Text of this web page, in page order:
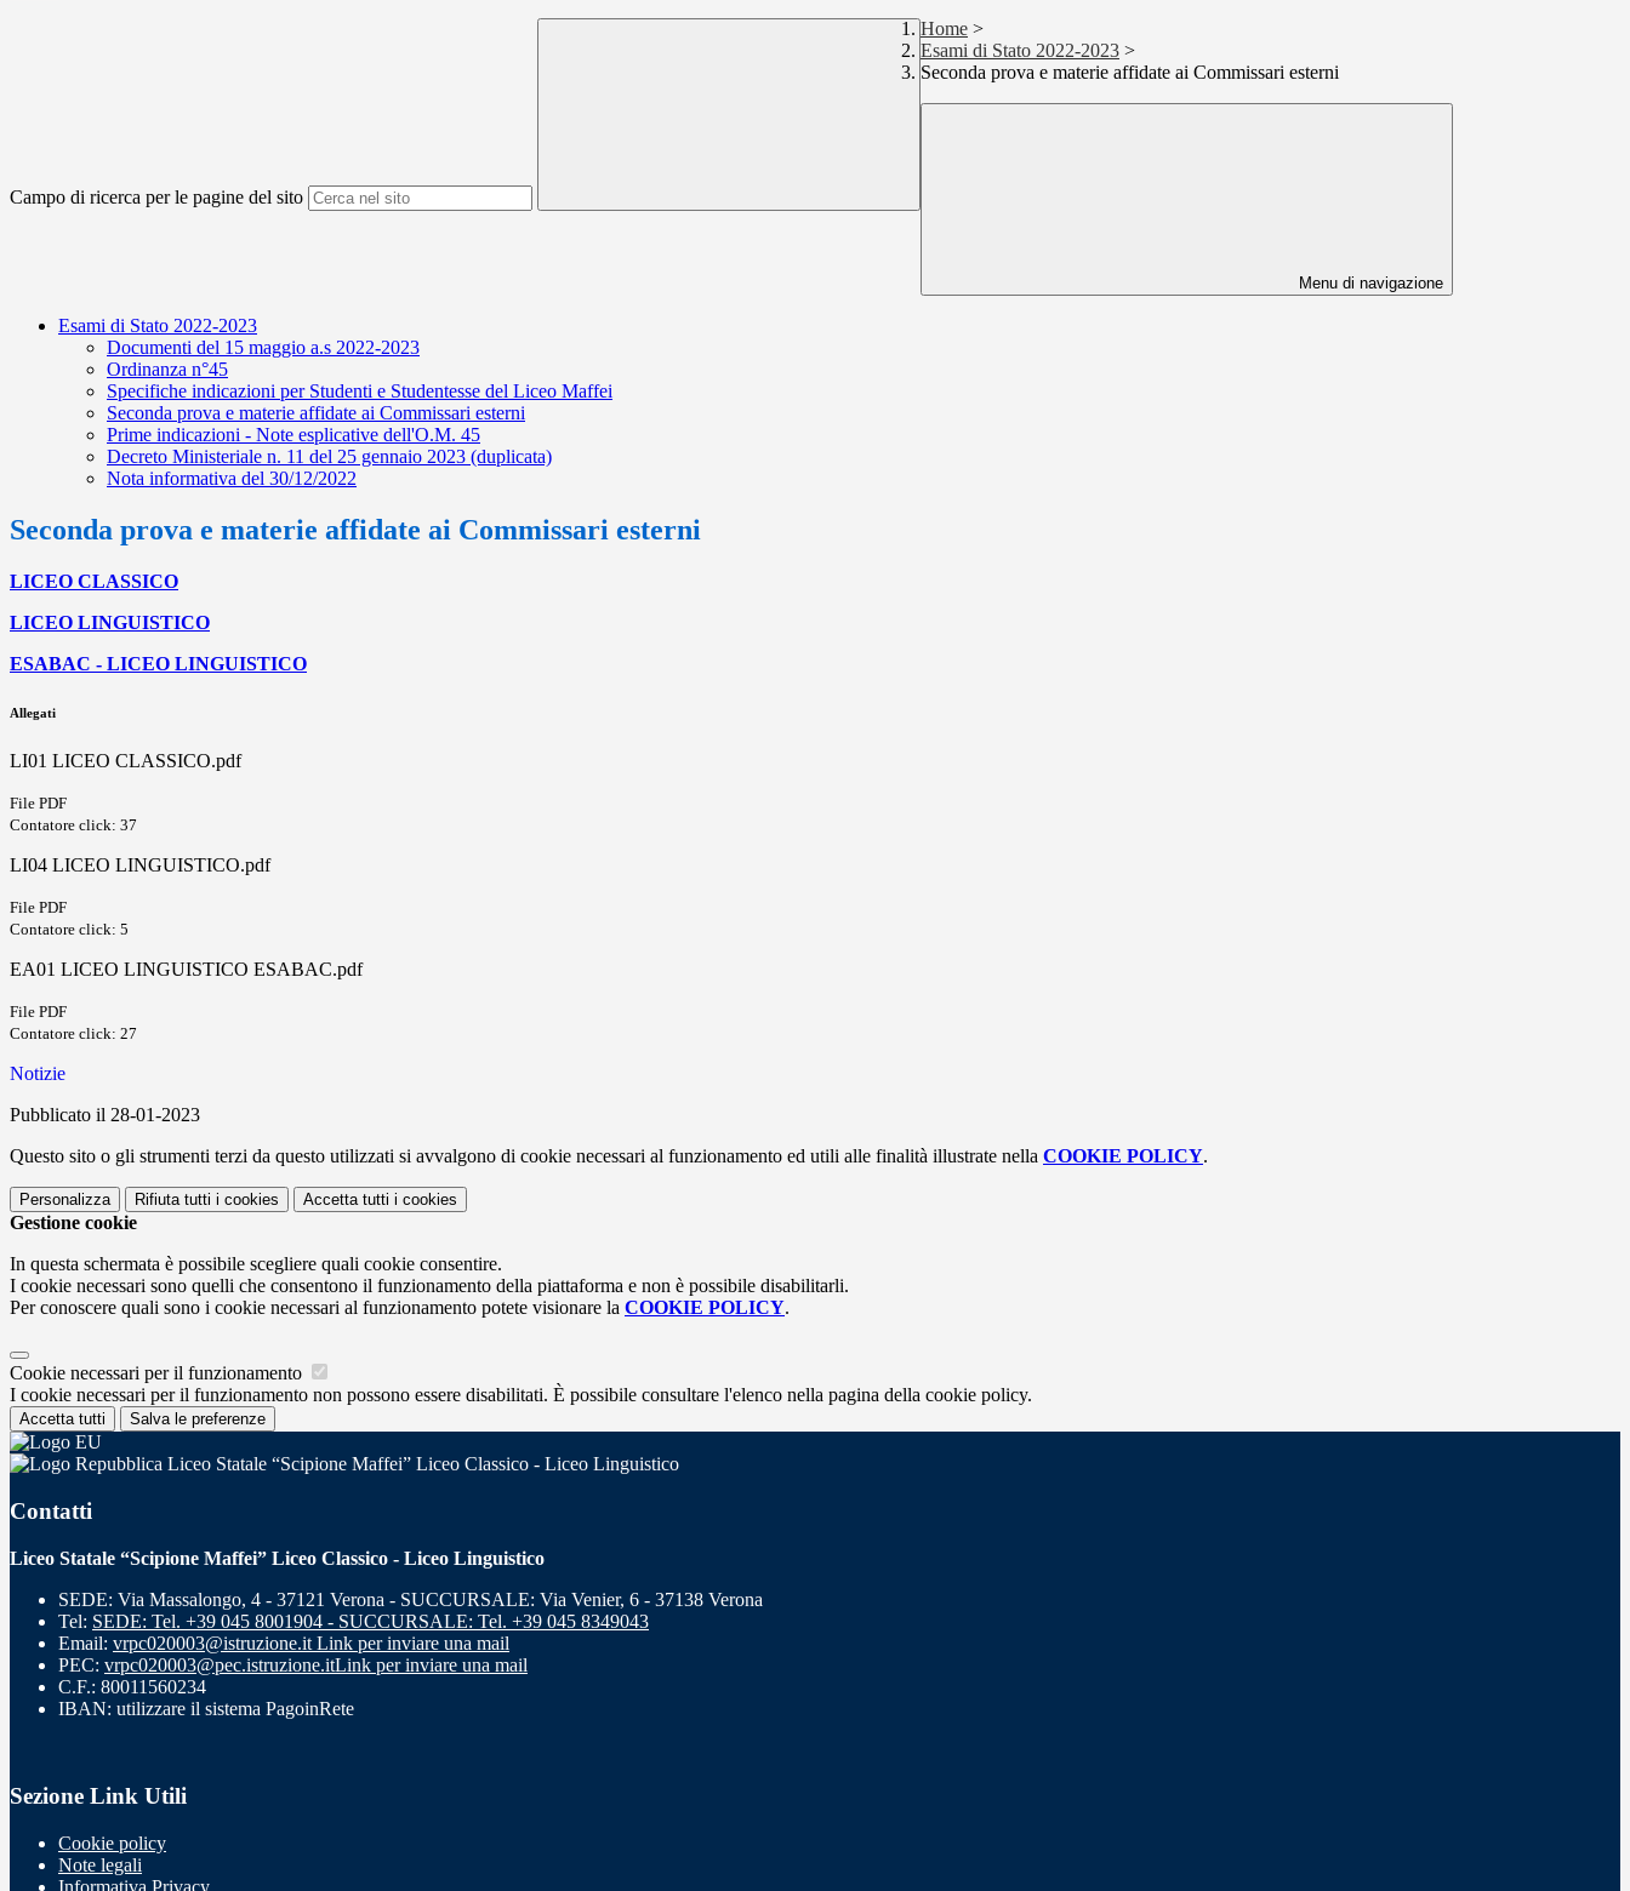
Campo di ricerca per le pagine del sito
Home >
Esami di Stato 2022-2023 >
Seconda prova e materie affidate ai Commissari esterni
Menu di navigazione
Esami di Stato 2022-2023
Documenti del 15 maggio a.s 2022-2023
Ordinanza n°45
Specifiche indicazioni per Studenti e Studentesse del Liceo Maffei
Seconda prova e materie affidate ai Commissari esterni
Prime indicazioni - Note esplicative dell'O.M. 45
Decreto Ministeriale n. 11 del 25 gennaio 2023 (duplicata)
Nota informativa del 30/12/2022
Seconda prova e materie affidate ai Commissari esterni
LICEO CLASSICO
LICEO LINGUISTICO
ESABAC - LICEO LINGUISTICO
Allegati
LI01 LICEO CLASSICO.pdf
File PDF
Contatore click: 37
LI04 LICEO LINGUISTICO.pdf
File PDF
Contatore click: 5
EA01 LICEO LINGUISTICO ESABAC.pdf
File PDF
Contatore click: 27
Notizie
Pubblicato il 28-01-2023
Questo sito o gli strumenti terzi da questo utilizzati si avvalgono di cookie necessari al funzionamento ed utili alle finalità illustrate nella COOKIE POLICY.
Personalizza Rifiuta tutti i cookies Accetta tutti i cookies
Gestione cookie
In questa schermata è possibile scegliere quali cookie consentire.
I cookie necessari sono quelli che consentono il funzionamento della piattaforma e non è possibile disabilitarli.
Per conoscere quali sono i cookie necessari al funzionamento potete visionare la COOKIE POLICY.
Cookie necessari per il funzionamento
I cookie necessari per il funzionamento non possono essere disabilitati. È possibile consultare l'elenco nella pagina della cookie policy.
Accetta tutti Salva le preferenze
Liceo Statale “Scipione Maffei” Liceo Classico - Liceo Linguistico
Contatti
Liceo Statale “Scipione Maffei” Liceo Classico - Liceo Linguistico
SEDE: Via Massalongo, 4 - 37121 Verona - SUCCURSALE: Via Venier, 6 - 37138 Verona
Tel: SEDE: Tel. +39 045 8001904 - SUCCURSALE: Tel. +39 045 8349043
Email: vrpc020003@istruzione.it Link per inviare una mail
PEC: vrpc020003@pec.istruzione.itLink per inviare una mail
C.F.: 80011560234
IBAN: utilizzare il sistema PagoinRete
Sezione Link Utili
Cookie policy
Note legali
Informativa Privacy